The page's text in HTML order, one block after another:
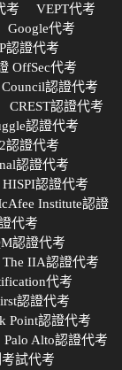
考
VEPT代考
Google代考
認證代考
OffSec代考
認證代考
CREST認證代考
認證代考
認證代考
認證代考
HISPI認證代考
Institute認證
代考
認證代考
The IIA認證代考
代考
認證代考
Point認證代考
Palo Alto認證代考
試代考